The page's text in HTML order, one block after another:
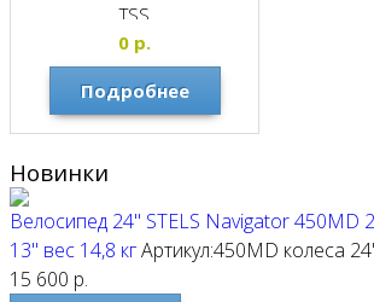
TSS
0 р.
Подробнее
Новинки
Велосипед 24" STELS Navigator 450MD
13" вес 14,8 кгАртикул:450MD колеса
15 600 р.